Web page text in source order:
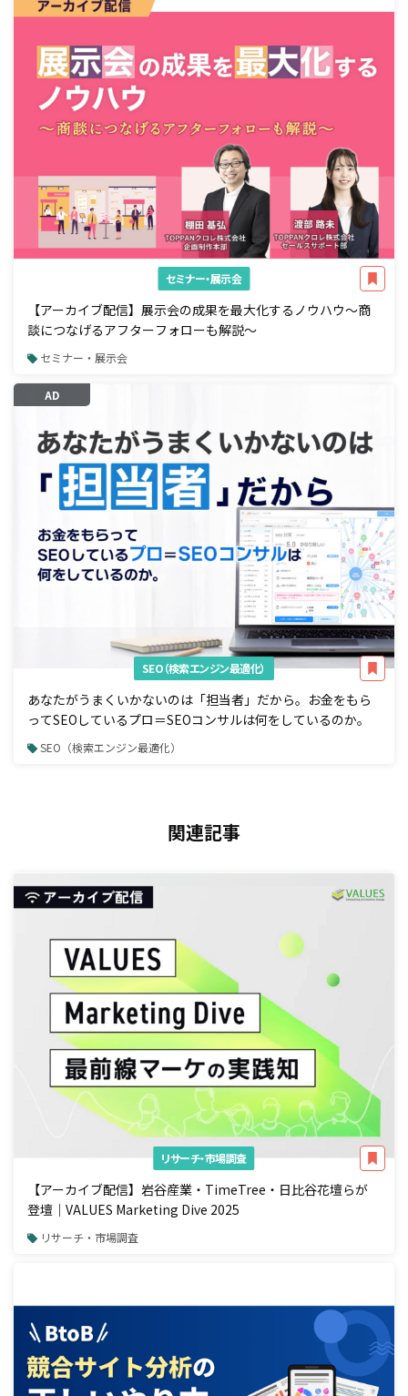
セミナー・展示会
【アーカイブ配信】展示会の成果を最大化するノウハウ～商
談につなげるアフターフォローも解説～
セミナー・展示会
AD
SEO（検索エンジン最適化）
あなたがうまくいかないのは「担当者」だから。お金をもら
ってSEOしているプロ＝SEOコンサルは何をしているのか。
SEO（検索エンジン最適化）
関連記事
リサーチ・市場調査
【アーカイブ配信】岩谷産業・TimeTree・日比谷花壇らが
登壇｜VALUES Marketing Dive 2025
リサーチ・市場調査